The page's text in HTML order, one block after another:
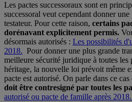
Les pactes successoraux sont en
successoral veut cependant donner
testateur. Pour cette raison, certains
dorénavant explicitement permis.
désormais autorisés : Les possibilités
2018. Pour donner une plus grande
meilleure sécurité juridique à toutes les
héritage, la nouvelle loi prévoit même
pacte est autorisé. On parle dans ce cas
doit être contresigné par toutes les
autorisé ou pacte de famille après 2018.